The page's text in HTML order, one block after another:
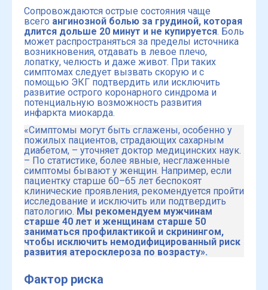
Сопровождаются острые состояния чаще
всего ангинозной болью за грудиной, которая
длится дольше 20 минут и не купируется. Боль
может распространяться за пределы источника
возникновения, отдавать в левое плечо,
лопатку, челюсть и даже живот. При таких
симптомах следует вызвать скорую и с
помощью ЭКГ подтвердить или исключить
развитие острого коронарного синдрома и
потенциальную возможность развития
инфаркта миокарда.
«Симптомы могут быть сглажены, особенно у
пожилых пациентов, страдающих сахарным
диабетом, – уточняет доктор медицинских наук.
– По статистике, более явные, несглаженные
симптомы бывают у женщин. Например, если
пациентку старше 60–65 лет беспокоят
клинические проявления, рекомендуется пройти
исследование и исключить или подтвердить
патологию. Мы рекомендуем мужчинам
старше 40 лет и женщинам старше 50
заниматься профилактикой и скринингом,
чтобы исключить немодифицированный риск
развития атеросклероза по возрасту».
Фактор риска